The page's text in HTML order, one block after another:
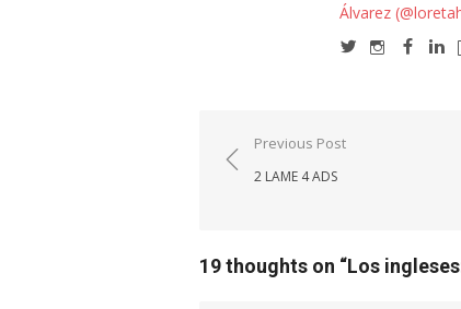
Álvarez
Navegación
de
Previous Post
2 LAME 4 ADS
19 thoughts on “Los